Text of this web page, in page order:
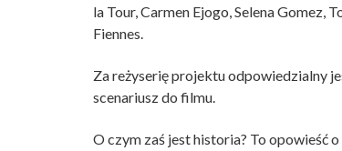
la Tour, Carmen Ejogo, Selena Gomez,
Fiennes.
Za reżyserię projektu odpowiedzialny
scenariusz do filmu.
O czym zaś jest historia? To opowieść